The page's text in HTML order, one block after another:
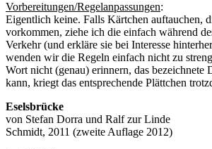
Vorbereitungen/Regelanpassungen:
Eigentlich keine. Falls Kärtchen auftauchen,
vorkommen, ziehe ich die einfach während
Verkehr (und erkläre sie bei Interesse
wenden wir die Regeln einfach nicht zu
Wort nicht (genau) erinnern, das bezeichnete
kann, kriegt das entsprechende Plättchen
Eselsbrücke
von Stefan Dorra und Ralf zur Linde
Schmidt, 2011 (zweite Auflage 2012)